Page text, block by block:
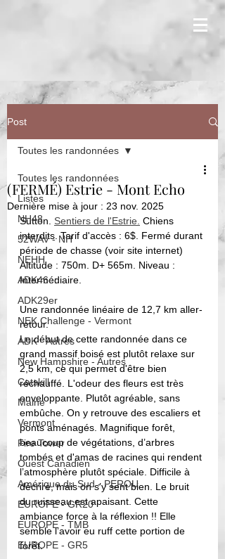
Post
Toutes les randonnées
Listes
NH48
52WAV - NH
NEHH
ADK46er
ADK29er
NEK Challenge - Vermont
ADK - Autres
New Hampshire - Autres
Catskill
Maine
Vermont
Fire Tower
Ouest Canadien
Amérique du Sud - PEROU
EUROPE - GR20
EUROPE - TMB
EUROPE - GR5
Toutes les randonnées
(FERMÉ) Estrie - Mont Echo
Dernière mise à jour : 23 nov. 2025
Sutton. Sentiers de l'Estrie. Chiens
interdits. Tarif d'accès : 6$. Fermé durant
période de chasse (voir site internet)
Altitude : 750m. D+ 565m. Niveau :
Intermédiaire.
Une randonnée linéaire de 12,7 km aller-
retour.
Le début de cette randonnée dans ce
grand massif boisé est plutôt relaxe sur
2,5 km, ce qui permet d'être bien
réchauffé. L'odeur des fleurs est très
enveloppante. Plutôt agréable, sans
embûche. On y retrouve des escaliers et
ponts aménagés. Magnifique forêt,
beaucoup de végétations, d’arbres
tombés et d'amas de racines qui rendent
l’atmosphère plutôt spéciale. Difficile à
décrire, mais on s’y sent bien. Le bruit
du ruisseau est apaisant. Cette
ambiance force à la réflexion !! Elle
semble l’avoir eu ruff cette portion de
forêt.